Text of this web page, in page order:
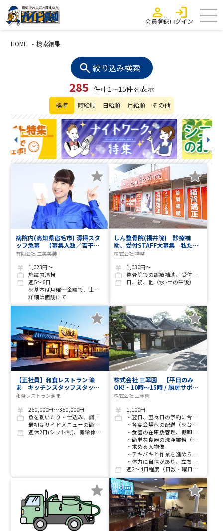
会員登録ログイン
HOME 検索結果
絞り込み検索
285 件中1～15件を表示
標準 時給順 日給順 月給順 その他
病院内(高知県宿毛市) 清掃スタ
ッフ急募 【募集人数／若干
名】
有限会社 二美美装
1,023円～
施設内清掃
週5～6日
※基本は月曜～金曜で、土日出勤の場合あり
詳細は面談にて
しん整骨院(福井院) 診療補
助、受付STAFF大募集 私たち
と一緒に働いてみませんか？私
株式会社 神整
1,030円～
整骨院での診療補助、受付業務
日、祝、他（水･土の午後）
【正社員】和食レストラン 漁
ま キッチンスタッフスタッフ
募集 研修体制充実！未経
和食レストラン漁ま
260,000円～350,000円
魚を捌いたり・仕込み、調理・調理補助等
最初はサイドメニューの簡単な事からスタートして徐々に魚を捌いたりをお任せしていきます
週休2日(シフト制)、有給休暇あり(法定通り)
株式会社 三翠園 【平日のみ
OK!・10時～15時 / 厨房サポー
ト】旅館の夕食などの食器準
ッフ募集
株式会社 三翠園
1,100円
・翌日、翌々日の予約に合わせた食器の準備（ピッキング）
・各宴会場への配送（※台車を使用するため、手持ちでの重い移動はありません）
・食器の在庫数管理、棚卸し、整理整頓
・簡単な食器の洗浄業務（機械または手洗い）
・求める人物像
・テキパキと作業を進められる方。
・体力に自信があり、立ち仕事に抵抗のない方。
週2～4日程度（日数・曜日は相談に応じます。）